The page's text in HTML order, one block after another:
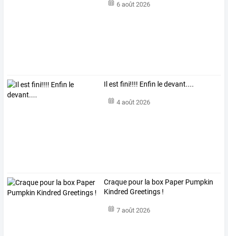
6 août 2026
Il est fini!!!! Enfin le devant....
4 août 2026
Craque pour la box Paper Pumpkin
Kindred Greetings !
7 août 2026